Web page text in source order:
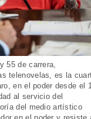
55 de carrera,
telenovelas, es la
en el poder desde el
al servicio del
del medio artístico